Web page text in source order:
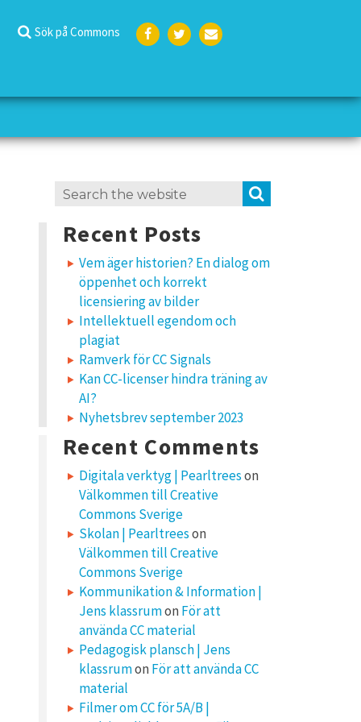
Sök på Commons
k
Search
Recent Posts
Vem äger historien? En dialog om
öppenhet och korrekt
licensiering av bilder
Intellektuell egendom och
plagiat
Ramverk för CC Signals
Kan CC-licenser hindra träning av
AI?
Nyhetsbrev september 2023
Recent Comments
Digitala verktyg | Pearltreeson
Välkommen till Creative
Commons Sverige
Skolan | Pearltreeson
Välkommen till Creative
Commons Sverige
Kommunikation & Information |
Jens klassrumon För att
använda CC material
Pedagogisk plansch | Jens
klassrumon För att använda CC
material
Filmer om CC för 5A/B |